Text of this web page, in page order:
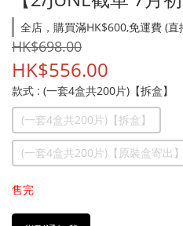
全店，購買滿HK$600,免運費 (
HK$698.00
HK$556.00
款式 : (一套4盒共200片)【拆盒】
(一套4盒共200片)【拆盒】
(一套4盒共200片)【原裝盒寄出】
售完